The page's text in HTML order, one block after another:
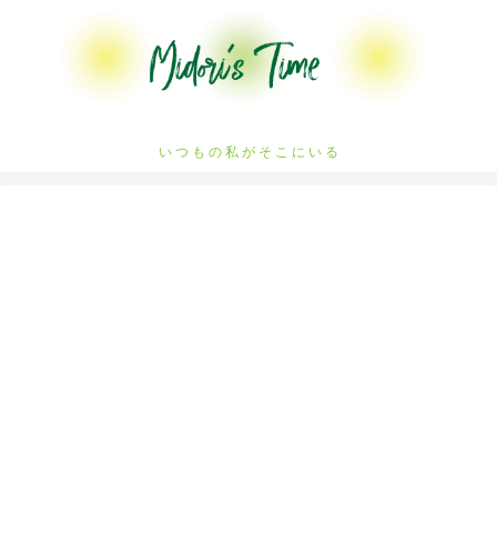
い つ も の 私 が そ こ に い る